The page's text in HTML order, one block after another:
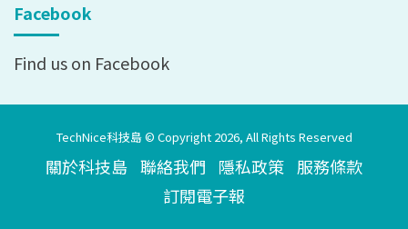
Facebook
Find us on Facebook
TechNice科技島 © Copyright 2026, All Rights Reserved
關於科技島 聯絡我們 隱私政策 服務條款
訂閱電子報